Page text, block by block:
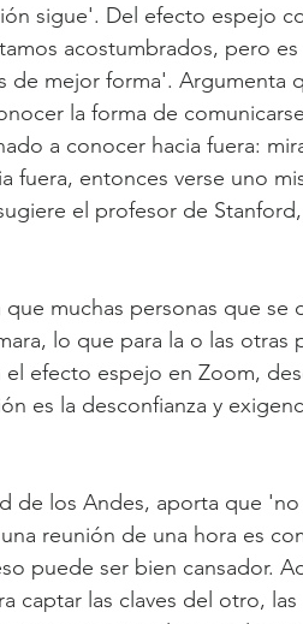
sigue'. Del efecto espejo
acostumbrados, pero
de mejor forma'. Argumenta
la forma de
a conocer hacia fuera:
fuera, entonces verse uno
el profesor de
que muchas personas que se
lo que para la o las otras
efecto espejo en Zoom,
es la desconfianza y
de los Andes, aporta que
reunión de una hora es
puede ser bien cansador.
captar las claves del otro, las